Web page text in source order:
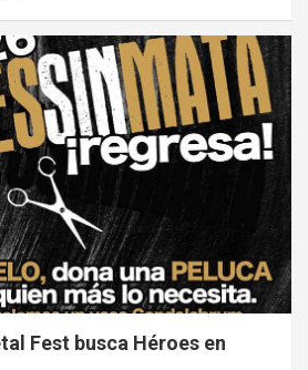
Fest busca Héroes en